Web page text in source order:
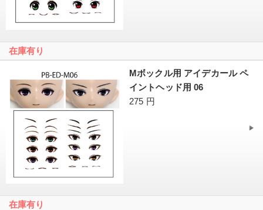
在庫有り
Mボックル用 アイデカール ペ
イントヘッド用 06
275 円
在庫有り